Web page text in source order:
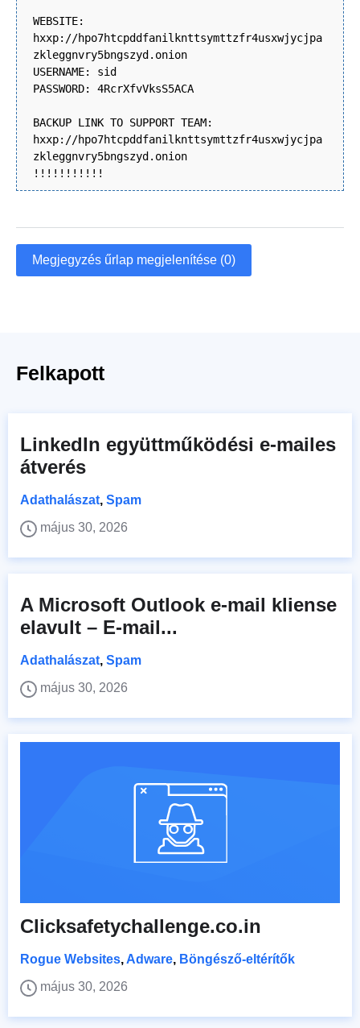
WEBSITE:
hxxp://hpo7htcpddfanilknttsymttzfr4usxwjycjpa
zkleggnvry5bngszyd.onion
USERNAME: sid
PASSWORD: 4RcrXfvVksS5ACA
BACKUP LINK TO SUPPORT TEAM:
hxxp://hpo7htcpddfanilknttsymttzfr4usxwjycjpa
zkleggnvry5bngszyd.onion
!!!!!!!!!!!
Megjegyzés űrlap megjelenítése (0)
Felkapott
LinkedIn együttműködési e-mailes
átverés
Adathalászat, Spam
május 30, 2026
A Microsoft Outlook e-mail kliense
elavult – E-mail...
Adathalászat, Spam
május 30, 2026
Clicksafetychallenge.co.in
Rogue Websites, Adware, Böngésző-eltérítők
május 30, 2026